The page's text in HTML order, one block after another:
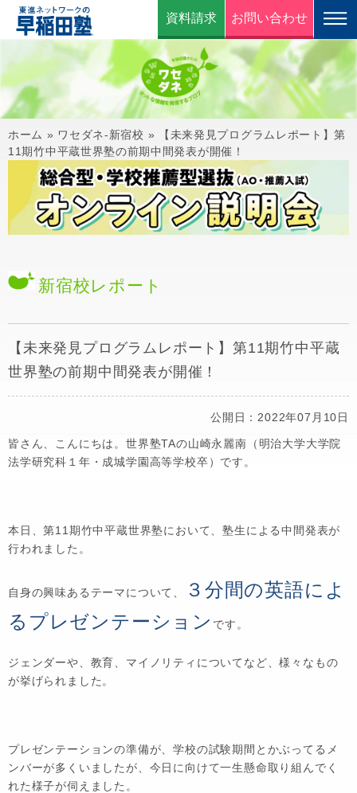
資料請求 お問い合わせ
ホーム » ワセダネ-新宿校 »
【未来発見プログラムレポート】第
11期竹中平蔵世界塾の前期中間発表が開催！
新宿校レポート
【未来発見プログラムレポート】第11期竹中平蔵
世界塾の前期中間発表が開催！
公開日：2022年07月10日
皆さん、こんにちは。世界塾TAの山崎永麗南（明治大学大学院
法学研究科１年・成城学園高等学校卒）です。
本日、第11期竹中平蔵世界塾において、塾生による中間発表が
行われました。
自身の興味あるテーマについて、
３分間の英語によ
るプレゼンテーション です。
ジェンダーや、教育、マイノリティについてなど、様々なもの
が挙げられました。
プレゼンテーションの準備が、学校の試験期間とかぶってるメ
ンバーが多くいましたが、今日に向けて一生懸命取り組んでく
れた様子が伺えました。